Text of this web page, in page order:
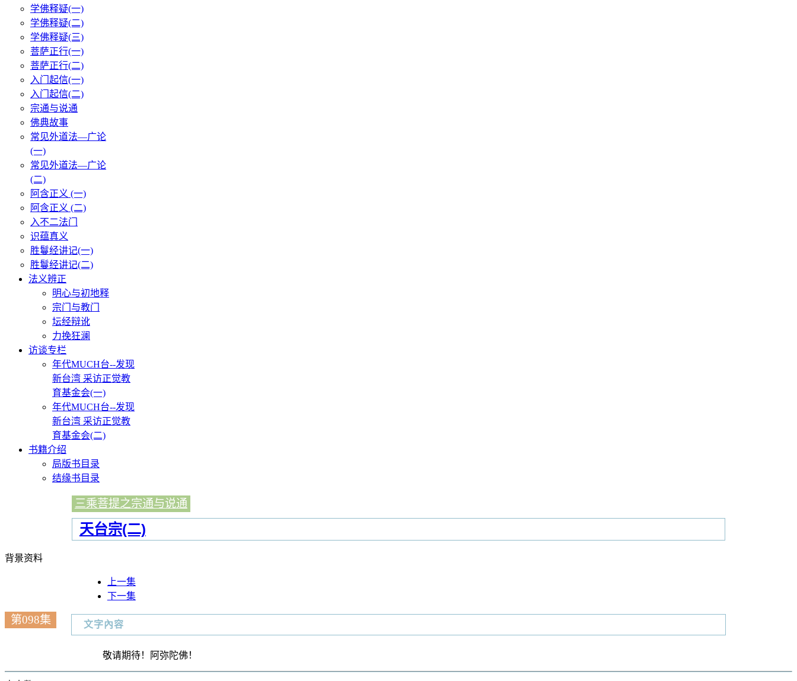
学佛释疑(一)
学佛释疑(二)
学佛释疑(三)
菩萨正行(一)
菩萨正行(二)
入门起信(一)
入门起信(二)
宗通与说通
佛典故事
常见外道法—广论
(一)
常见外道法—广论
(二)
阿含正义 (一)
阿含正义 (二)
入不二法门
识蕴真义
胜鬘经讲记(一)
胜鬘经讲记(二)
法义辨正
明心与初地释
宗门与教门
坛经辩讹
力挽狂澜
访谈专栏
年代MUCH台--发现
新台湾 采访正觉教
育基金会(一)
年代MUCH台--发现
新台湾 采访正觉教
育基金会(二)
书籍介绍
局版书目录
结缘书目录
三乘菩提之宗通与说通
天台宗(二)
背景资料
上一集
下一集
第098集 文字內容
敬请期待！阿弥陀佛！